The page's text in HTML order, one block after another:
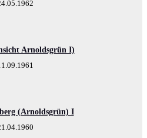
Arnoldsgrün I)
(Arnoldsgrün) I